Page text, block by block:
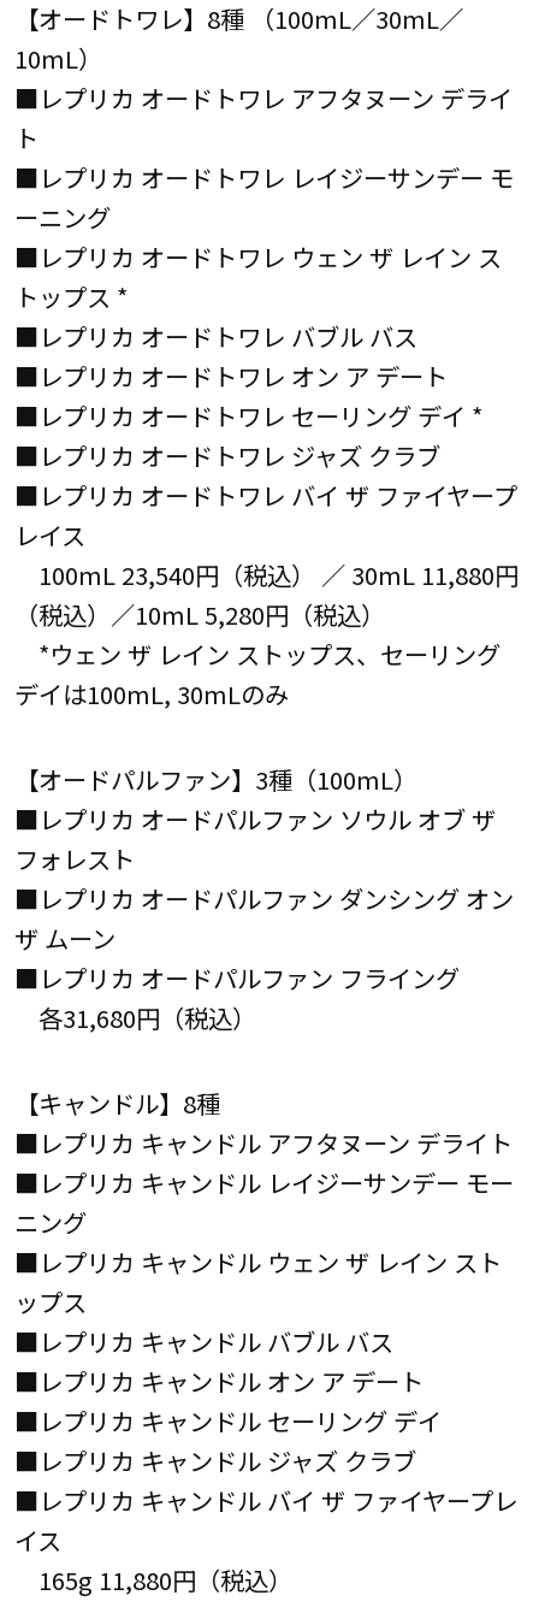
【オードトワレ】8種 （100mL／30mL／
10mL）
■レプリカ オードトワレ アフタヌーン デライ
ト
■レプリカ オードトワレ レイジーサンデー モ
ーニング
■レプリカ オードトワレ ウェン ザ レイン ス
トップス *
■レプリカ オードトワレ バブル バス
■レプリカ オードトワレ オン ア デート
■レプリカ オードトワレ セーリング デイ *
■レプリカ オードトワレ ジャズ クラブ
■レプリカ オードトワレ バイ ザ ファイヤープ
レイス
100mL 23,540円（税込） ／ 30mL 11,880円
（税込）／10mL 5,280円（税込）
*ウェン ザ レイン ストップス、セーリング
デイは100mL, 30mLのみ
【オードパルファン】3種（100mL）
■レプリカ オードパルファン ソウル オブ ザ
フォレスト
■レプリカ オードパルファン ダンシング オン
ザ ムーン
■レプリカ オードパルファン フライング
各31,680円（税込）
【キャンドル】8種
■レプリカ キャンドル アフタヌーン デライト
■レプリカ キャンドル レイジーサンデー モー
ニング
■レプリカ キャンドル ウェン ザ レイン スト
ップス
■レプリカ キャンドル バブル バス
■レプリカ キャンドル オン ア デート
■レプリカ キャンドル セーリング デイ
■レプリカ キャンドル ジャズ クラブ
■レプリカ キャンドル バイ ザ ファイヤープレ
イス
165g 11,880円（税込）